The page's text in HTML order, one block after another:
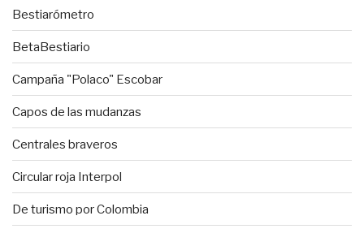
Bestiarómetro
BetaBestiario
Campaña "Polaco" Escobar
Capos de las mudanzas
Centrales braveros
Circular roja Interpol
De turismo por Colombia